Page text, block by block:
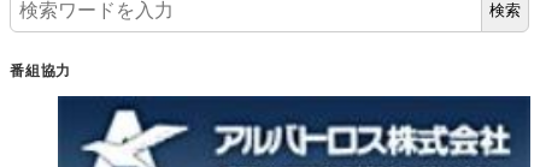
検索
番組協力